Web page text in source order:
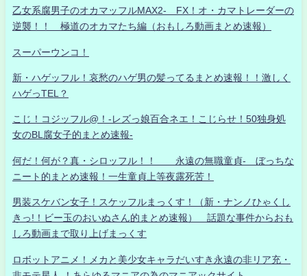
乙女系腐男子のオカマッフルMAX2- FX！オ・カマトレーダーの
逆襲！！ 極道のオカマたち編（おもしろ動画まとめ速報）
スーパーウンコ！
新・ハゲッフル！哀愁のハゲ男の髪ってるまとめ速報！！激しく
ハゲっTEL？
こじ！コジッフル@！-レズっ娘百合ネエ！こじらせ！50独身処
女のBL腐女子的まとめ速報-
何だ！何が？真・シロッフル！！ 永遠の無職童貞- ぼっちな
ニート的まとめ速報！一生童貞上等夜露死苦！
男装スケバン女子！スケッフルまっくす！（新・ナンノひゃくし
きっ!！ビー玉のおいぬさん的まとめ速報） 話題な事件からおも
しろ動画まで取り上げまっくす
ロボットアニメ！メカと美少女キャラだいすき永遠の非リア充・